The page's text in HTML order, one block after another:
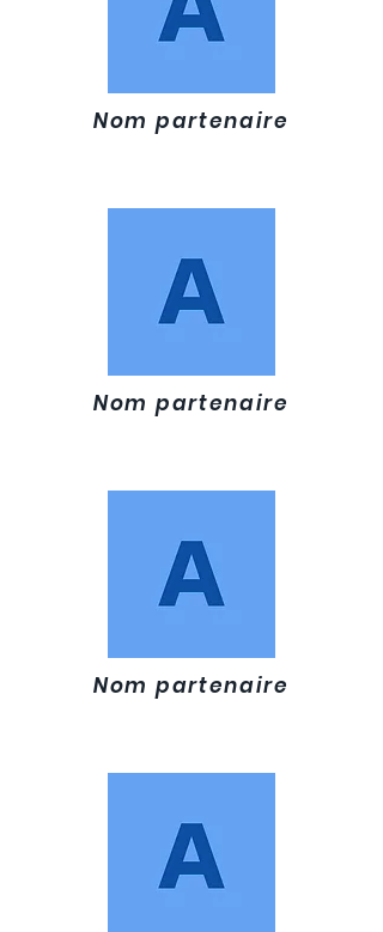
Nom partenaire
Nom partenaire
Nom partenaire